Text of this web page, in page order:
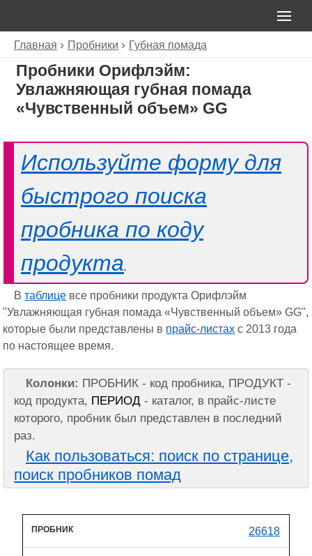
Главная Пробники Губная помада
Пробники Орифлэйм:
Увлажняющая губная помада
«Чувственный объем» GG
Используйте форму для
быстрого поиска
пробника по коду
продукта.
Втаблице все пробники продукта Орифлэйм
"Увлажняющая губная помада «Чувственный объем» GG",
которые были представлены в прайс-листах с 2013 года
по настоящее время.
Колонки: ПРОБНИК - код пробника, ПРОДУКТ -
код продукта, ПЕРИОД - каталог, в прайс-листе
которого, пробник был представлен в последний
раз.
Как пользоваться: поиск по странице,
поиск пробников помад
26618